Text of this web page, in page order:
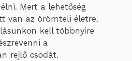
Mert a lehetőség
van az örömteli életre.
kell többnyire
a
rejlő csodát.